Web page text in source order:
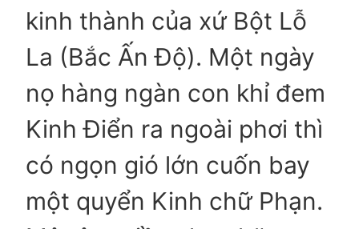
kinh thành của xứ Bột Lỗ
La (Bắc Ấn Độ). Một ngày
nọ hàng ngàn con khỉ đem
Kinh Điển ra ngoài phơi thì
có ngọn gió lớn cuốn bay
một quyển Kinh chữ Phạn.